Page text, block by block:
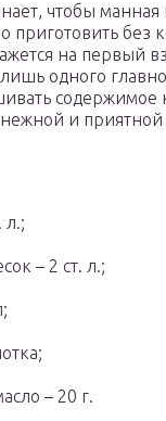
чтобы
приготовить без
на первый
одного
содержимое
и приятной
л.;
– 2 ст. л.;
– 20 г.